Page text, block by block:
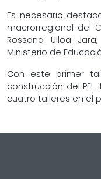
Es necesario
macrorregional del
Rossana Ulloa
Ministerio de
Con este primer
construcción del
cuatro talleres en el